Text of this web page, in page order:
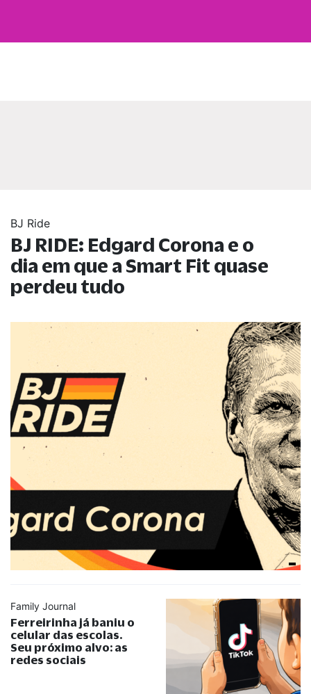
BJ Ride
BJ RIDE: Edgard Corona e o
dia em que a Smart Fit quase
perdeu tudo
Family Journal
Ferreirinha já baniu o
celular das escolas.
Seu próximo alvo: as
redes sociais